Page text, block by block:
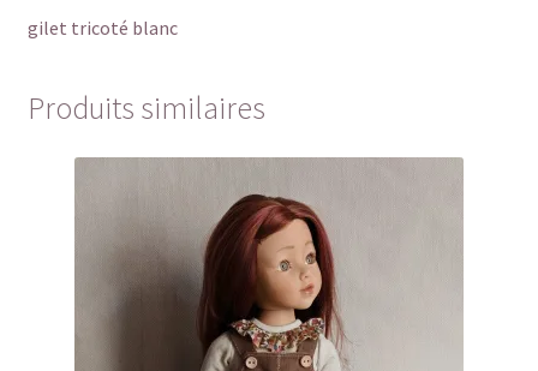
gilet tricoté blanc
Produits similaires